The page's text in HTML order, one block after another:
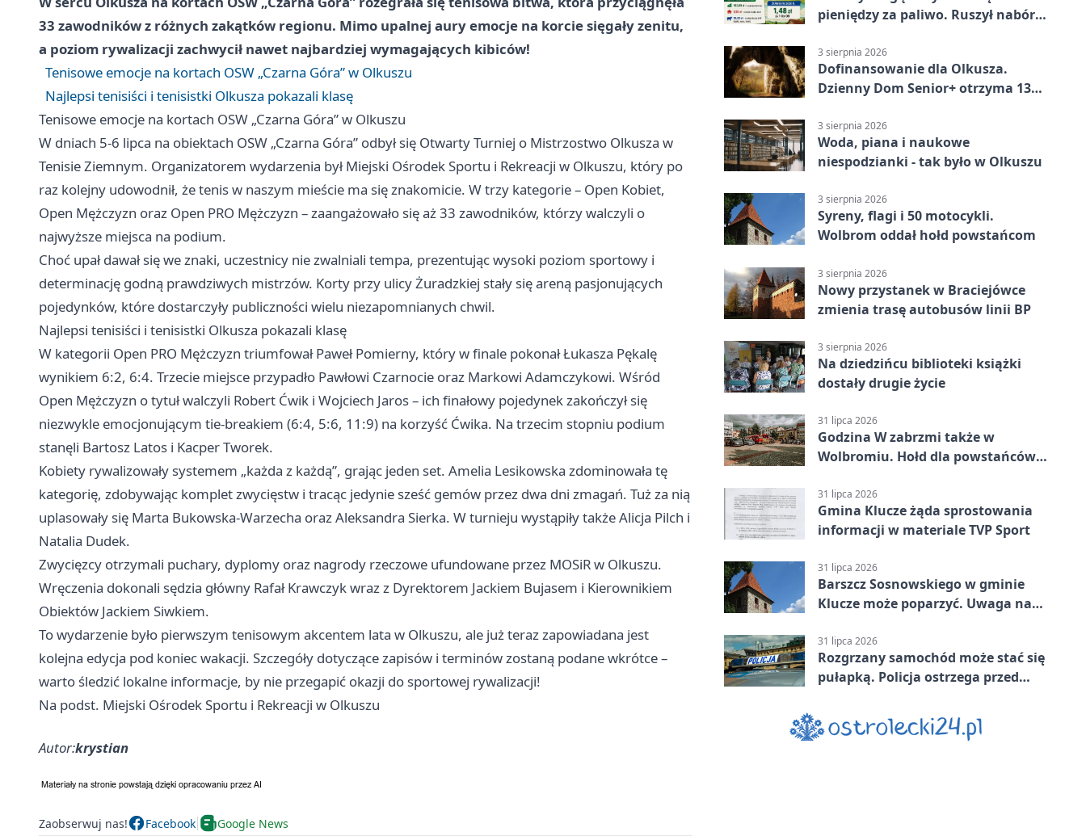
33 zawodników z różnych zakątków regionu. Mimo upalnej aury emocje na korcie sięgały zenitu,
a poziom rywalizacji zachwycił nawet najbardziej wymagających kibiców!
Tenisowe emocje na kortach OSW „Czarna Góra” w Olkuszu
Najlepsi tenisiści i tenisistki Olkusza pokazali klasę
Tenisowe emocje na kortach OSW „Czarna Góra” w Olkuszu
W dniach 5-6 lipca na obiektach OSW „Czarna Góra” odbył się Otwarty Turniej o Mistrzostwo Olkusza w
Tenisie Ziemnym. Organizatorem wydarzenia był Miejski Ośrodek Sportu i Rekreacji w Olkuszu, który po
raz kolejny udowodnił, że tenis w naszym mieście ma się znakomicie. W trzy kategorie – Open Kobiet,
Open Mężczyzn oraz Open PRO Mężczyzn – zaangażowało się aż 33 zawodników, którzy walczyli o
najwyższe miejsca na podium.
Choć upał dawał się we znaki, uczestnicy nie zwalniali tempa, prezentując wysoki poziom sportowy i
determinację godną prawdziwych mistrzów. Korty przy ulicy Żuradzkiej stały się areną pasjonujących
pojedynków, które dostarczyły publiczności wielu niezapomnianych chwil.
Najlepsi tenisiści i tenisistki Olkusza pokazali klasę
W kategorii Open PRO Mężczyzn triumfował Paweł Pomierny, który w finale pokonał Łukasza Pękalę
wynikiem 6:2, 6:4. Trzecie miejsce przypadło Pawłowi Czarnocie oraz Markowi Adamczykowi. Wśród
Open Mężczyzn o tytuł walczyli Robert Ćwik i Wojciech Jaros – ich finałowy pojedynek zakończył się
niezwykle emocjonującym tie-breakiem (6:4, 5:6, 11:9) na korzyść Ćwika. Na trzecim stopniu podium
stanęli Bartosz Latos i Kacper Tworek.
Kobiety rywalizowały systemem „każda z każdą”, grając jeden set. Amelia Lesikowska zdominowała tę
kategorię, zdobywając komplet zwycięstw i tracąc jedynie sześć gemów przez dwa dni zmagań. Tuż za nią
uplasowały się Marta Bukowska-Warzecha oraz Aleksandra Sierka. W turnieju wystąpiły także Alicja Pilch i
Natalia Dudek.
Zwycięzcy otrzymali puchary, dyplomy oraz nagrody rzeczowe ufundowane przez MOSiR w Olkuszu.
Wręczenia dokonali sędzia główny Rafał Krawczyk wraz z Dyrektorem Jackiem Bujasem i Kierownikiem
Obiektów Jackiem Siwkiem.
To wydarzenie było pierwszym tenisowym akcentem lata w Olkuszu, ale już teraz zapowiadana jest
kolejna edycja pod koniec wakacji. Szczegóły dotyczące zapisów i terminów zostaną podane wkrótce –
warto śledzić lokalne informacje, by nie przegapić okazji do sportowej rywalizacji!
Na podst. Miejski Ośrodek Sportu i Rekreacji w Olkuszu
Autor:krystian
Zaobserwuj nas! Facebook Google News
pieniędzy za paliwo. Ruszył nabór
3 sierpnia 2026
Dofinansowanie dla Olkusza.
Dzienny Dom Senior+ otrzyma 134
3 sierpnia 2026
Woda, piana i naukowe
niespodzianki - tak było w Olkuszu
3 sierpnia 2026
Syreny, flagi i 50 motocykli.
Wolbrom oddał hołd powstańcom
3 sierpnia 2026
Nowy przystanek w Braciejówce
zmienia trasę autobusów linii BP
3 sierpnia 2026
Na dziedzińcu biblioteki książki
dostały drugie życie
31 lipca 2026
Godzina W zabrzmi także w
Wolbromiu. Hołd dla powstańców
31 lipca 2026
Gmina Klucze żąda sprostowania
informacji w materiale TVP Sport
31 lipca 2026
Barszcz Sosnowskiego w gminie
Klucze może poparzyć. Uwaga na
31 lipca 2026
Rozgrzany samochód może stać się
pułapką. Policja ostrzega przed